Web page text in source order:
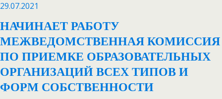
29.07.2021
НАЧИНАЕТ РАБОТУ
МЕЖВЕДОМСТВЕННАЯ КОМИССИЯ
ПО ПРИЕМКЕ ОБРАЗОВАТЕЛЬНЫХ
ОРГАНИЗАЦИЙ ВСЕХ ТИПОВ И
ФОРМ СОБСТВЕННОСТИ